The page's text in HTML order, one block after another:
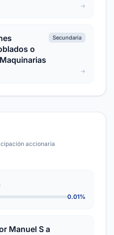
o
Secundaria
accionaria
0.01%
Manuel S a